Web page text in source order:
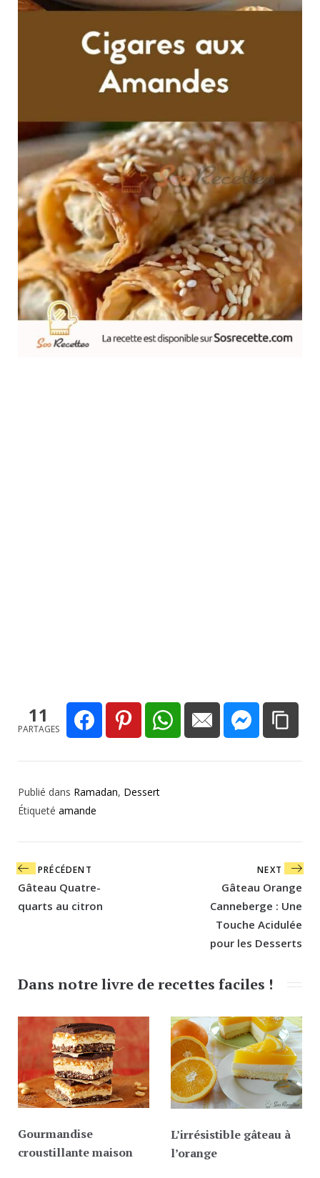
11
PARTAGES
Publié dans Ramadan, Dessert
Étiqueté amande
Navigation
de
l’article
PRÉCÉDENT
Gâteau Quatre-
quarts au citron
NEXT
Gâteau Orange
Canneberge : Une
Touche Acidulée
pour les Desserts
Dans notre livre de recettes faciles !
Gourmandise
croustillante maison
L’irrésistible gâteau à
l’orange